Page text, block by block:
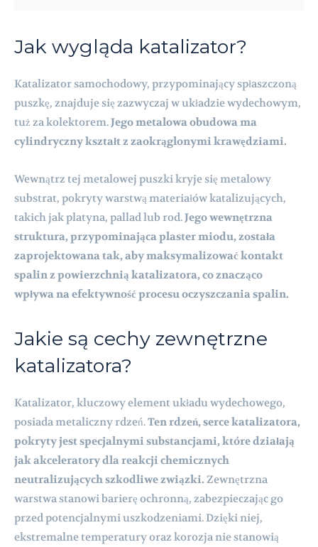
Jak wygląda katalizator?
Katalizator samochodowy, przypominający spłaszczoną
puszkę, znajduje się zazwyczaj w układzie wydechowym,
tuż za kolektorem.Jego metalowa obudowa ma
cylindryczny kształt z zaokrąglonymi krawędziami.
Wewnątrz tej metalowej puszki kryje się metalowy
substrat, pokryty warstwą materiałów katalizujących,
takich jak platyna, pallad lub rod.Jego wewnętrzna
struktura, przypominająca plaster miodu, została
zaprojektowana tak, aby maksymalizować kontakt
spalin z powierzchnią katalizatora, co znacząco
wpływa na efektywność procesu oczyszczania spalin.
Jakie są cechy zewnętrzne
katalizatora?
Katalizator, kluczowy element układu wydechowego,
posiada metaliczny rdzeń.Ten rdzeń, serce katalizatora,
pokryty jest specjalnymi substancjami, które działają
jak akceleratory dla reakcji chemicznych
neutralizujących szkodliwe związki. Zewnętrzna
warstwa stanowi barierę ochronną, zabezpieczając go
przed potencjalnymi uszkodzeniami. Dzięki niej,
ekstremalne temperatury oraz korozja nie stanowią